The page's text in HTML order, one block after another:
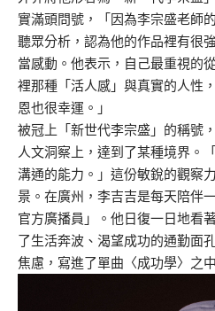
實滿頭問號，「因為李宗盛老師
聽眾分析，認為他的作品裡有很
當感動。他表示，自己最重視的
裡那種「活人感」與真實的人性
恩也很幸運。」
被冠上「新世代李宗盛」的稱號
人文洞察上，達到了某種境界。
溝通的能力。」這份敏銳的觀察
景。在廣州，李吉吉是每天陪伴
官方廣播員」。他日復一日地看
了生活奔波、渴望成功的通勤面
焦慮，寫進了單曲〈成功學〉之